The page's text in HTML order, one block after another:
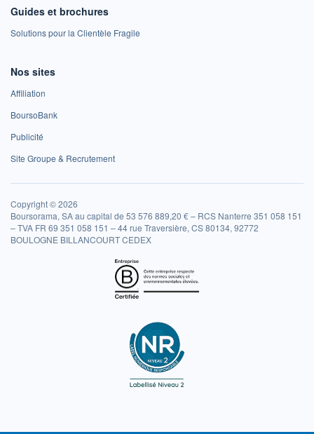
Guides et brochures
Solutions pour la Clientèle Fragile
Nos sites
Affiliation
BoursoBank
Publicité
Site Groupe & Recrutement
Copyright © 2026
Boursorama, SA au capital de 53 576 889,20 € – RCS Nanterre 351 058 151
– TVA FR 69 351 058 151 – 44 rue Traversière, CS 80134, 92772
BOULOGNE BILLANCOURT CEDEX